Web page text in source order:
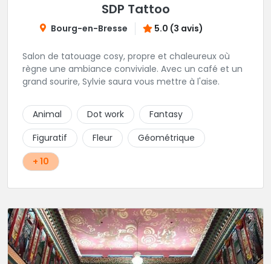
SDP Tattoo
Bourg-en-Bresse 5.0 (3 avis)
Salon de tatouage cosy, propre et chaleureux où
règne une ambiance conviviale. Avec un café et un
grand sourire, Sylvie saura vous mettre à l'aise.
Animal Dot work
Fantasy
Figuratif
Fleur
Géométrique
+ 10